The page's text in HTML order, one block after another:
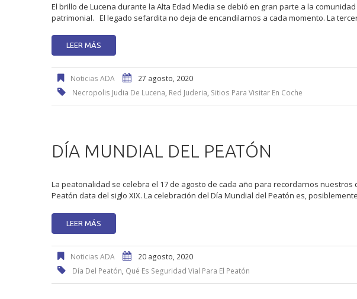
El brillo de Lucena durante la Alta Edad Media se debió en gran parte a la
patrimonial. El legado sefardita no deja de encandilarnos a cada momento. La
LEER MÁS
Noticias ADA
27 agosto, 2020
Necropolis Judia De Lucena, Red Juderia, Sitios Para Visitar En Coche
DÍA MUNDIAL DEL PEATÓN
La peatonalidad se celebra el 17 de agosto de cada año para recordarnos
Peatón data del siglo XIX. La celebración del Día Mundial del Peatón es,
LEER MÁS
Noticias ADA
20 agosto, 2020
Día Del Peatón, Qué Es Seguridad Vial Para El Peatón